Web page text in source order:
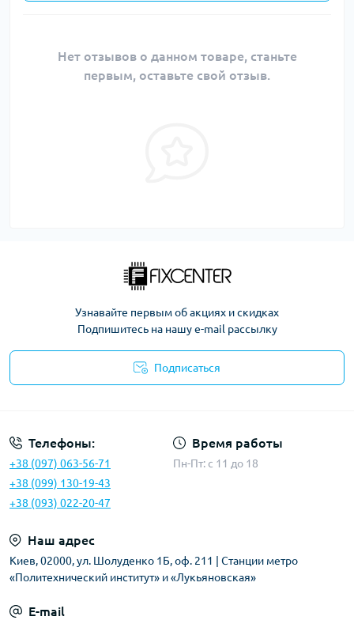
Нет отзывов о данном товаре, станьте
первым, оставьте свой отзыв.
Узнавайте первым об акциях и скидках
Подпишитесь на нашу e-mail рассылку
Подписаться
Телефоны:
+38 (097) 063-56-71
+38 (099) 130-19-43
+38 (093) 022-20-47
Время работы
Пн-Пт: c 11 до 18
Наш адрес
Киев, 02000, ул. Шолуденко 1Б, оф. 211 | Станции метро
«Политехнический институт» и «Лукьяновская»
E-mail